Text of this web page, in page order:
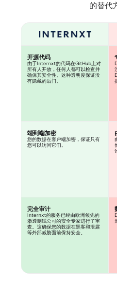
的替代
开源代码
由于Internxt的代码在GitHub上对
所有人开放，任何人都可以检查并
确保其安全性。这种透明度保证没
有隐藏的后门。
端到端加密
您的数据在客户端加密，保证只有
您可以访问它们。
完全审计
Internxt的服务已经由欧洲领先的
渗透测试公司的安全专家进行了审
查。这确保您的数据在黑客和泄露
等外部威胁面前保持安全。